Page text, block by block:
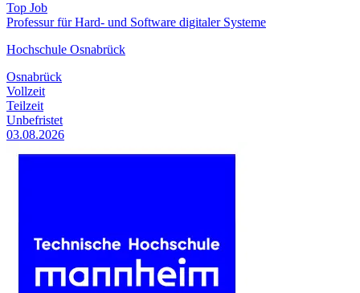
Top Job
Professur für Hard- und Software digitaler Systeme
Hochschule Osnabrück
Osnabrück
Vollzeit
Teilzeit
Unbefristet
03.08.2026